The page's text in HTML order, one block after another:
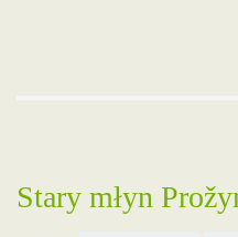
Stary młyn